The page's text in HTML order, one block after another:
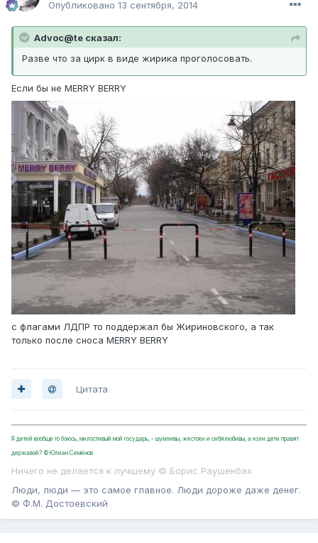
Опубликовано 13 сентября, 2014
Advoc@te сказал:
Разве что за цирк в виде жирика проголосовать.
Если бы не MERRY BERRY
с флагами ЛДПР то поддержал бы Жириновского, а так
только после сноса MERRY BERRY
Цитата
Я детей вообще то боюсь, милостивый мой государь, - шумливы, жестоки и себялюбивы, а коли дети правят
державой? ©Юлиан Семёнов
Ничего не делается к лучшему © Борис Раушенбах
Люди, люди — это самое главное. Люди дороже даже денег.
© Ф.М. Достоевский